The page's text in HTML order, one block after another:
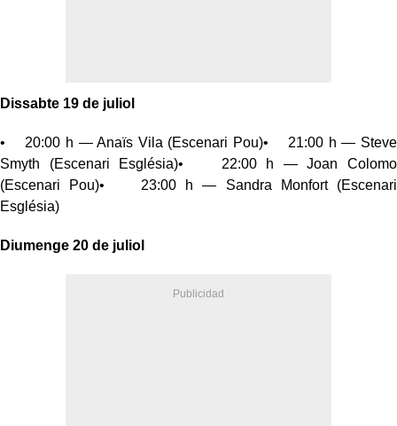
Dissabte 19 de juliol
• 20:00 h — Anaïs Vila (Escenari Pou)• 21:00 h — Steve
Smyth (Escenari Església)• 22:00 h — Joan Colomo
(Escenari Pou)• 23:00 h — Sandra Monfort (Escenari
Església)
Diumenge 20 de juliol